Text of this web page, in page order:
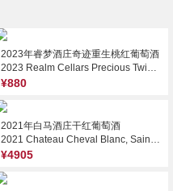
2023年睿梦酒庄奇迹重生桃红葡萄酒
¥880
2021年白马酒庄干红葡萄酒
2021 Chateau Cheval Blanc, Saint-Emilion Grand Cru, France
¥4905